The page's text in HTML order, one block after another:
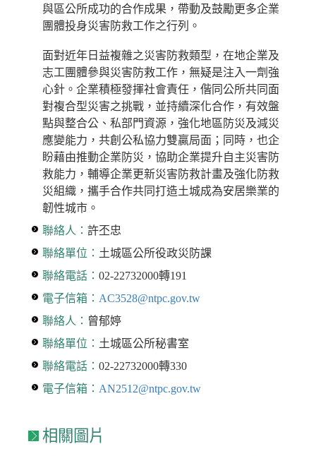
與區公所成功的合作成果，帶動及鼓勵更多企業
團體投身災害防救工作之行列。
面對近年日益複雜之災害防救類型，在地企業及
志工團體參與災害防救工作，無疑是注入一劑強
心針。企業積極發揮社會責任，偕同公所共同面
對複合型災害之挑戰，並持續深化合作，有效盤
點與整合公、私部門資源，強化地區防災及減災
應變能力，共創公私協力雙贏局面；同時，也企
盼藉由推動企業防災，協助企業提升自主災害防
救能力，輔導企業更新災害防救計畫及強化防救
災組織，攜手合作共同打造土城成為安居樂業的
韌性城市。
聯絡人： 許丕忠
聯絡單位： 土城區公所役政災防課
聯絡電話： 02-22732000轉191
電子信箱： AC3528@ntpc.gov.tw
聯絡人： 曾郁婷
聯絡單位： 土城區公所秘書室
聯絡電話： 02-22732000轉330
電子信箱： AN2512@ntpc.gov.tw
相關圖片